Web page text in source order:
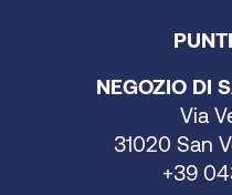
NEGOZIO DI
Via
31020 San
+39